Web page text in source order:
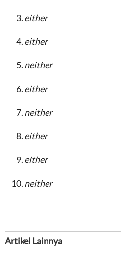
either
either
neither
either
neither
either
either
neither
Artikel Lainnya